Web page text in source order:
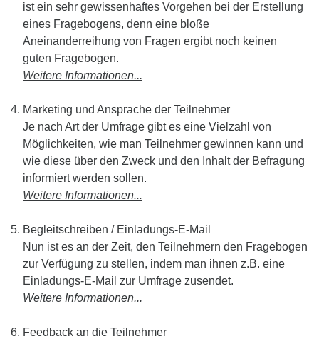
ist ein sehr gewissenhaftes Vorgehen bei der Erstellung
eines Fragebogens, denn eine bloße
Aneinanderreihung von Fragen ergibt noch keinen
guten Fragebogen.
Weitere Informationen...
Marketing und Ansprache der Teilnehmer
Je nach Art der Umfrage gibt es eine Vielzahl von
Möglichkeiten, wie man Teilnehmer gewinnen kann und
wie diese über den Zweck und den Inhalt der Befragung
informiert werden sollen.
Weitere Informationen...
Begleitschreiben / Einladungs-E-Mail
Nun ist es an der Zeit, den Teilnehmern den Fragebogen
zur Verfügung zu stellen, indem man ihnen z.B. eine
Einladungs-E-Mail zur Umfrage zusendet.
Weitere Informationen...
Feedback an die Teilnehmer